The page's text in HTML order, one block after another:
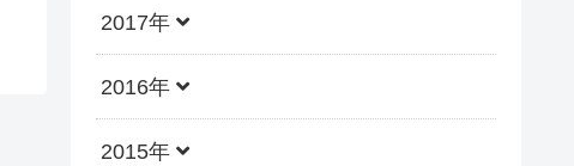
2017年
2016年
2015年